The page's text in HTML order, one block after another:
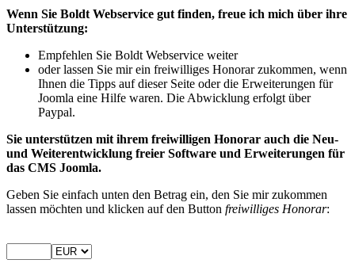
Wenn Sie Boldt Webservice gut finden, freue ich mich über ihre
Unterstützung:
Empfehlen Sie Boldt Webservice weiter
oder lassen Sie mir ein freiwilliges Honorar zukommen, wenn
Ihnen die Tipps auf dieser Seite oder die Erweiterungen für
Joomla eine Hilfe waren. Die Abwicklung erfolgt über
Paypal.
Sie unterstützen mit ihrem freiwilligen Honorar auch die Neu-
und Weiterentwicklung freier Software und Erweiterungen für
das CMS Joomla.
Geben Sie einfach unten den Betrag ein, den Sie mir zukommen
lassen möchten und klicken auf den Button freiwilliges Honorar: